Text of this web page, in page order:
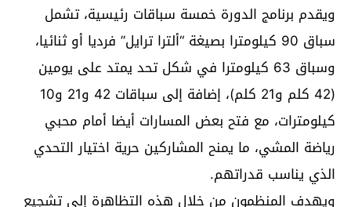
ويقدم برنامج الدورة خمسة سباقات رئيسية، تشمل
سباق 90 كيلومترا بصيغة “ألترا ترايل” فرديا أو ثنائيا،
وسباق 63 كيلومترا في شكل تحد يمتد على يومين
(42 كلم و21 كلم)، إضافة إلى سباقات 42 و21 و10
كيلومترات، مع فتح بعض المسارات أيضا أمام محبي
رياضة المشي، ما يمنح المشاركين حرية اختيار التحدي
الذي يناسب قدراتهم.
ويهدف المنظمون من خلال هذه التظاهرة إلى تشجيع